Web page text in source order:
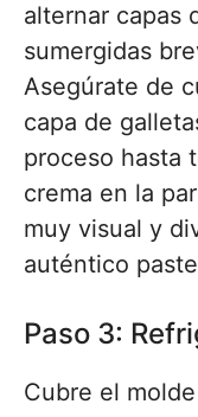
alternar capas
sumergidas
Asegúrate de
capa de
proceso hasta
crema en la
muy visual y
auténtico
Paso 3:
Cubre el